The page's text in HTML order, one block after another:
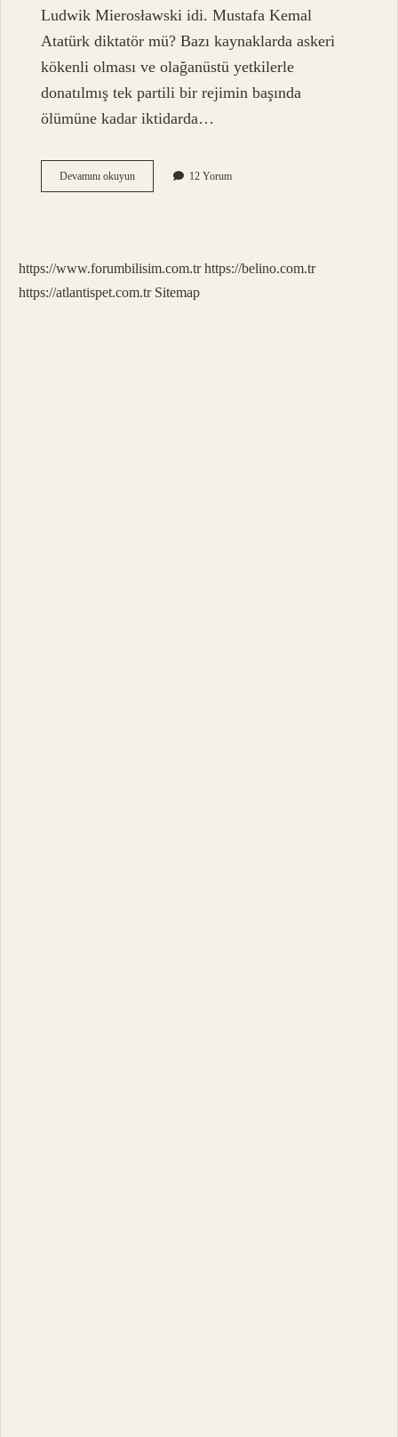
Ludwik Mierosławski idi. Mustafa Kemal
Atatürk diktatör mü? Bazı kaynaklarda askeri
kökenli olması ve olağanüstü yetkilerle
donatılmış tek partili bir rejimin başında
ölümüne kadar iktidarda…
Devamını okuyunDiktatör
Kimin
12 Yorum
https://www.forumbilisim.com.tr https://belino.com.tr
https://atlantispet.com.tr Sitemap